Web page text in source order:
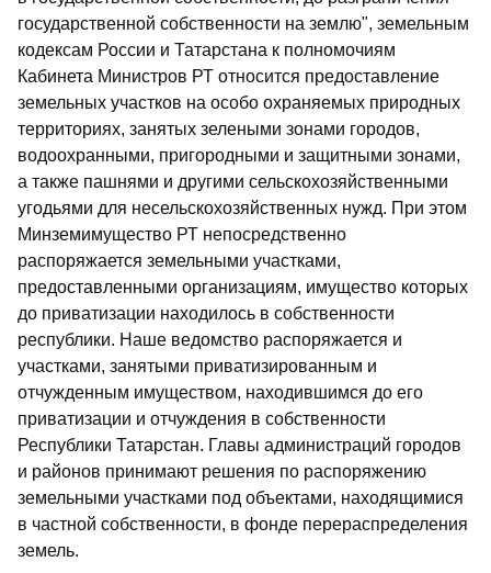
государственной собственности на землю", земельным
кодексам России и Татарстана к полномочиям
Кабинета Министров РТ относится предоставление
земельных участков на особо охраняемых природных
территориях, занятых зелеными зонами городов,
водоохранными, пригородными и защитными зонами,
а также пашнями и другими сельскохозяйственными
угодьями для несельскохозяйственных нужд. При этом
Минземимущество РТ непосредственно
распоряжается земельными участками,
предоставленными организациям, имущество которых
до приватизации находилось в собственности
республики. Наше ведомство распоряжается и
участками, занятыми приватизированным и
отчужденным имуществом, находившимся до его
приватизации и отчуждения в собственности
Республики Татарстан. Главы администраций городов
и районов принимают решения по распоряжению
земельными участками под объектами, находящимися
в частной собственности, в фонде перераспределения
земель.